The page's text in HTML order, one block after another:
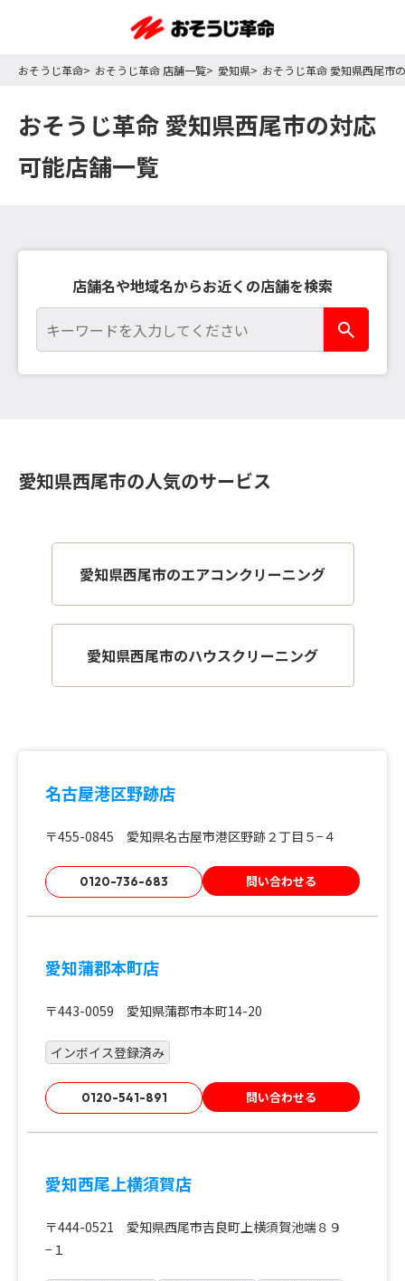
おそうじ革命 おそうじ革命 店舗一覧 愛知県 おそうじ革命 愛知県西尾市
おそうじ革命 愛知県西尾市の対応
可能店舗一覧
店舗名や地域名からお近くの店舗を検索
愛知県西尾市の人気のサービス
愛知県西尾市のエアコンクリーニング
愛知県西尾市のハウスクリーニング
名古屋港区野跡店
〒455-0845 愛知県名古屋市港区野跡２丁目５−４
0120-736-683 問い合わせる
愛知蒲郡本町店
〒443-0059 愛知県蒲郡市本町14-20
インボイス登録済み
0120-541-891 問い合わせる
愛知西尾上横須賀店
〒444-0521 愛知県西尾市吉良町上横須賀池端８９
−１